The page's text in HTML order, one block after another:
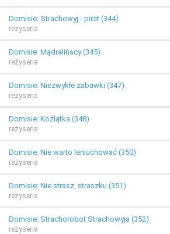
Domisie: Strachowyj - pirat (344)
reżyseria
Domisie: Mądralińscy (345)
reżyseria
Domisie: Niezwykłe zabawki (347)
reżyseria
Domisie: Koźlątka (348)
reżyseria
Domisie: Nie warto leniuchować (350)
reżyseria
Domisie: Nie strasz, straszku (351)
reżyseria
Domisie: Strachorobot Strachowyja (352)
reżyseria